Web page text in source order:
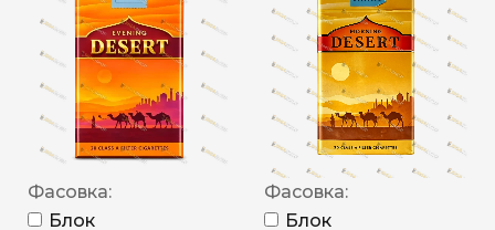
Фасовка:
Блок
Фасовка:
Блок